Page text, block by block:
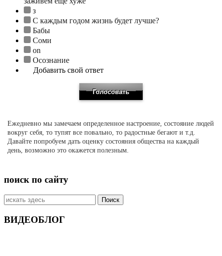
з
С каждым годом жизнь будет лучше?
Бабы
Соми
on
Осознание
Добавить свой ответ
Ежедневно мы замечаем определенное настроение, состояние людей
вокруг себя, то тупят все повально, то радостные бегают и т.д.
Давайте попробуем дать оценку состояния общества на каждый
день, возможно это окажется полезным.
поиск по сайту
Искать:
ВИДЕОБЛОГ